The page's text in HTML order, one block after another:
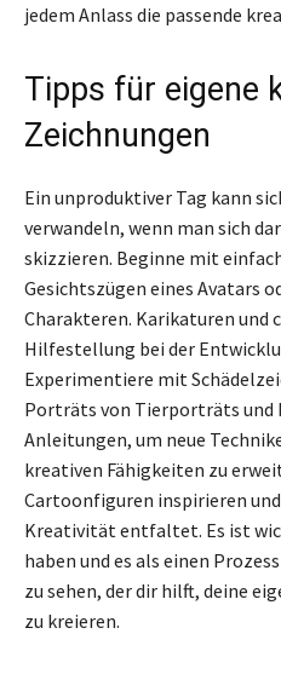
jedem Anlass die passende
Tipps für eigene
Zeichnungen
Ein unproduktiver Tag kann
verwandeln, wenn man sich
skizzieren. Beginne mit
Gesichtszügen eines Avatars
Charakteren. Karikaturen und
Hilfestellung bei der
Experimentiere mit
Porträts von Tierporträts und
Anleitungen, um neue
kreativen Fähigkeiten zu
Cartoonfiguren inspirieren
Kreativität entfaltet. Es ist
haben und es als einen
zu sehen, der dir hilft, deine
zu kreieren.